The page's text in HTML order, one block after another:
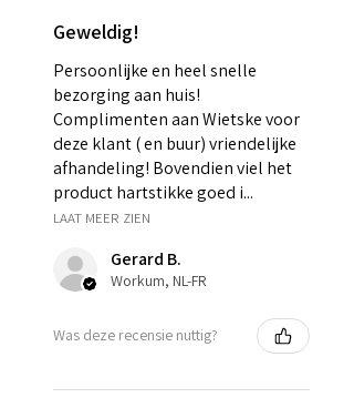
Geweldig!
Persoonlijke en heel snelle
bezorging aan huis!
Complimenten aan Wietske voor
deze klant ( en buur) vriendelijke
afhandeling! Bovendien viel het
product hartstikke goed i...
LAAT MEER ZIEN
Gerard B.
Workum, NL-FR
Was deze recensie nuttig?